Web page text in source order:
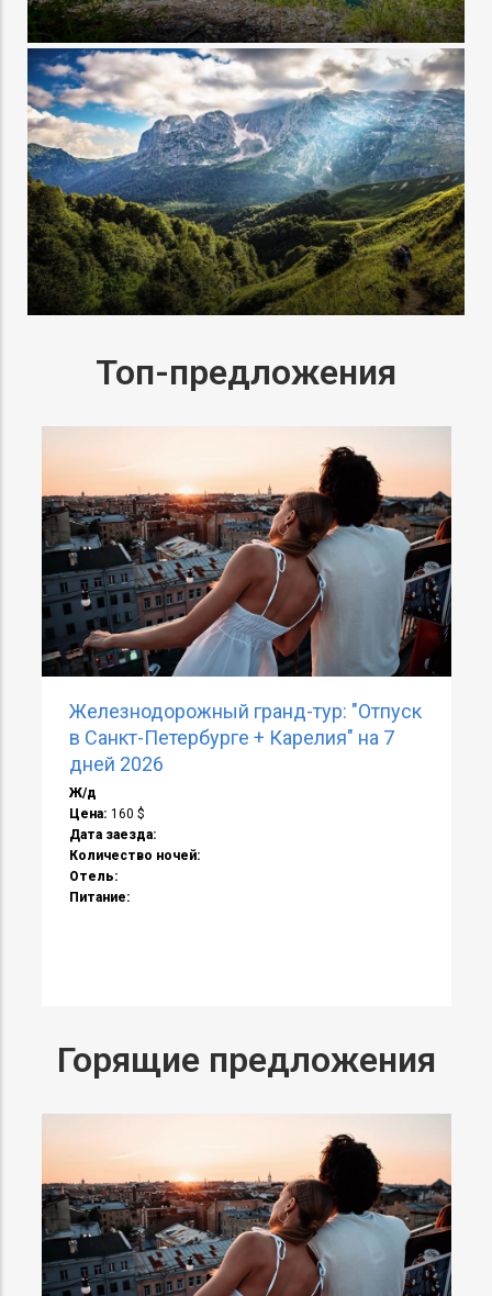
Туры в Карелию
Топ-предложения
Автобусный комби-тур «Петербург +
Карелия» на 7 дней 2026
Автобус
Цена:150 $
Дата заезда:
Количество ночей:
Отель:
Питание:
Горящие предложения
Автобусный комби-тур «Петербург +
Карелия» на 7 дней 2026
Автобус
Цена:150 $
Дата заезда:
Количество ночей:
Отель: